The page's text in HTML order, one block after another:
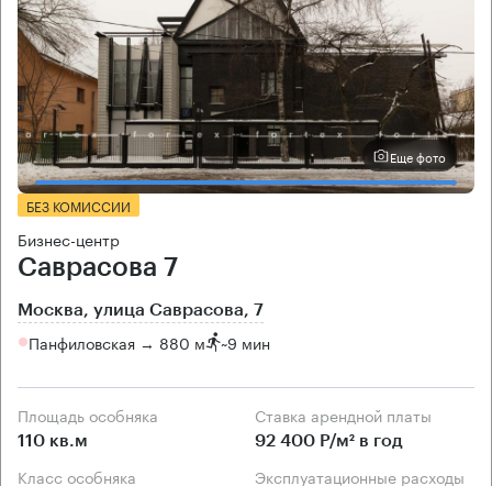
Еще фото
БЕЗ КОМИССИИ
Бизнес-центр
Саврасова 7
Москва, улица Саврасова, 7
Панфиловская → 880 м ~9 мин
Площадь особняка
110 кв.м
Ставка арендной платы
92 400 Р/м² в год
Класс особняка Эксплуатационные расходы